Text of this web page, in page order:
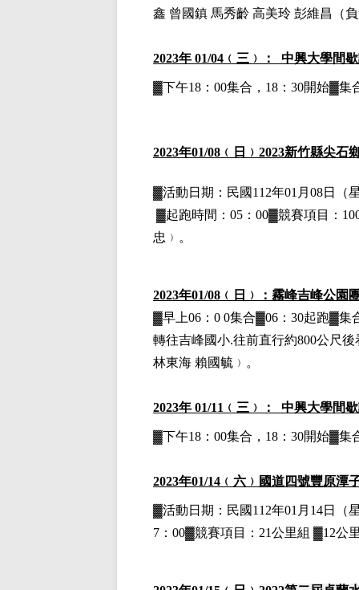
鑫 曾國鎮 馬秀齡 高美玲 彭維昌（
2023年 01/04﹙三﹚： 中興大學間
▓下午18：00集合，18：30開始▓集
2023年01/08 ﹙日﹚ 2023新竹縣尖石
▓活動日期： 民國112年01月08日
（
▓起跑時間：05：00▓競賽項目：
忠﹚。
2023年01/08﹙日﹚：霧峰吉峰公園
▓早上06：0 0集合▓06：30起跑▓集
轉往吉峰國小.往前直行約800公尺
林東海 賴國毓﹚。
2023年 01/11﹙三﹚： 中興大學間
▓下午18：00集合，18：30開始▓集
2023年01/14 ﹙六﹚ 國道四號豐原潭
▓活動日期： 民國112年01月14日
（
7：00▓競賽項目：21公里組 ▓12公